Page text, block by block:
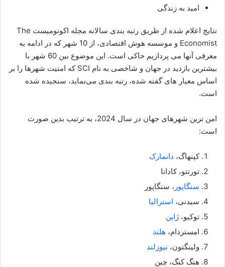
امید به زندگی
نتایج اعلام شده از طریق رتبه بندی سالانه مجله اکونومیست The
Economist و موسسه هوش اقتصادی، از 10 شهر که در ادامه به
معرفی آنها می پردازیم حاکی است. این موضوع بین 60 شهر با
بیشترین بازدید در جهان و شاخصی به نام SCI که امنیت شهرها را بر
اساس معیار های گفته شده، رتبه بندی می‌‌نماید، سنجیده شده
است.
امن ترین شهرهای جهان در سال 2024، به ترتیب بدین صورت
است:
کپنهاگ، دانمارک
تورنتو، کادانا
سنگاپور ، سنگاپور
سیدنی، استرالیا
توکیو، ژاپن
امستردام، هلند
ولینگتون، نیوزلند
هنگ کنگ، چین